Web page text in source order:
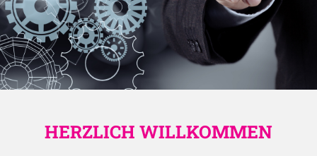
HERZLICH WILLKOMMEN